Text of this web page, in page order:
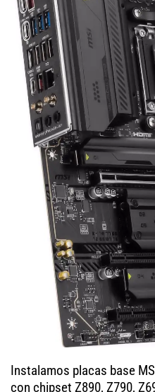
Instalamos placas base
con chipset Z890, Z790,